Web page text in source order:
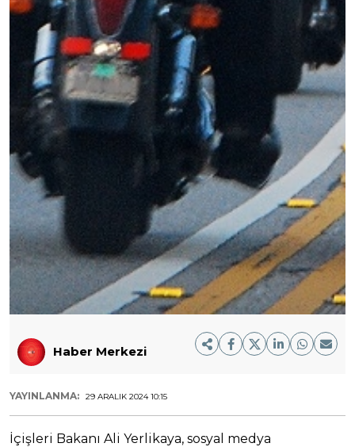
Haber Merkezi
YAYINLANMA: 29 ARALIK 2024 10:15
İçişleri Bakanı Ali Yerlikaya, sosyal medya